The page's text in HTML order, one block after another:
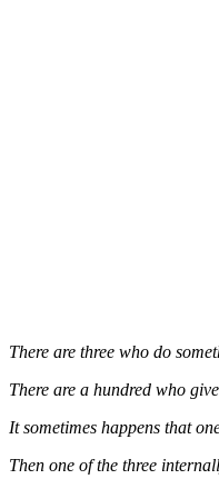
There are three who do
There are a hundred who
It sometimes happens that
Then one of the three